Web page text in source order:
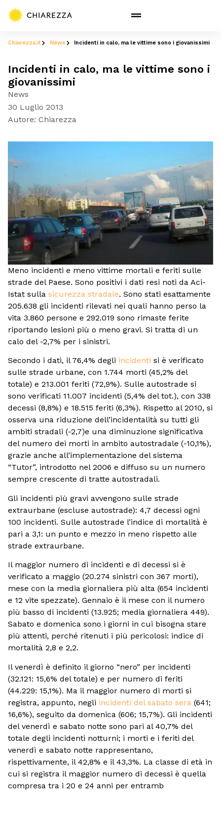
Chiarezza.it News Incidenti in calo, ma le vittime sono i giovanissimi
Incidenti in calo, ma le vittime sono i
giovanissimi
News
30 Luglio 2013
Autore: Chiarezza
Meno incidenti e meno vittime mortali e feriti sulle
strade del Paese. Sono positivi i dati resi noti da Aci-
Istat sulla sicurezza stradale. Sono stati esattamente
205.638 gli incidenti rilevati nei quali hanno perso la
vita 3.860 persone e 292.019 sono rimaste ferite
riportando lesioni più o meno gravi. Si tratta di un
calo del -2,7% per i sinistri.
Secondo i dati, il 76,4% degli incidenti si è verificato
sulle strade urbane, con 1.744 morti (45,2% del
totale) e 213.001 feriti (72,9%). Sulle autostrade si
sono verificati 11.007 incidenti (5,4% del tot.), con 338
decessi (8,8%) e 18.515 feriti (6,3%). Rispetto al 2010, si
osserva una riduzione dell’incidentalità su tutti gli
ambiti stradali (-2,7)e una diminuzione significativa
del numero dei morti in ambito autostradale (-10,1%),
grazie anche all’implementazione del sistema
“Tutor”, introdotto nel 2006 e diffuso su un numero
sempre crescente di tratte autostradali.
Gli incidenti più gravi avvengono sulle strade
extraurbane (escluse autostrade): 4,7 decessi ogni
100 incidenti. Sulle autostrade l’indice di mortalità è
pari a 3,1: un punto e mezzo in meno rispetto alle
strade extraurbane.
Il maggior numero di incidenti e di decessi si è
verificato a maggio (20.274 sinistri con 367 morti),
mese con la media giornaliera più alta (654 incidenti
e 12 vite spezzate). Gennaio è il mese con il numero
più basso di incidenti (13.925; media giornaliera 449).
Sabato e domenica sono i giorni in cui bisogna stare
più attenti, perché ritenuti i più pericolosi: indice di
mortalità 2,8 e 2,2.
Il venerdì è definito il giorno “nero” per incidenti
(32.121: 15,6% del totale) e per numero di feriti
(44.229: 15,1%). Ma il maggior numero di morti si
registra, appunto, negli incidenti del sabato sera (641;
16,6%), seguito da domenica (606; 15,7%). Gli incidenti
del venerdì e sabato notte sono pari al 40,7% del
totale degli incidenti notturni; i morti e i feriti del
venerdì e sabato notte rappresentano,
rispettivamente, il 42,8% e il 43,3%. La classe di età in
cui si registra il maggior numero di decessi è quella
compresa tra i 20 e 24 anni per entramb